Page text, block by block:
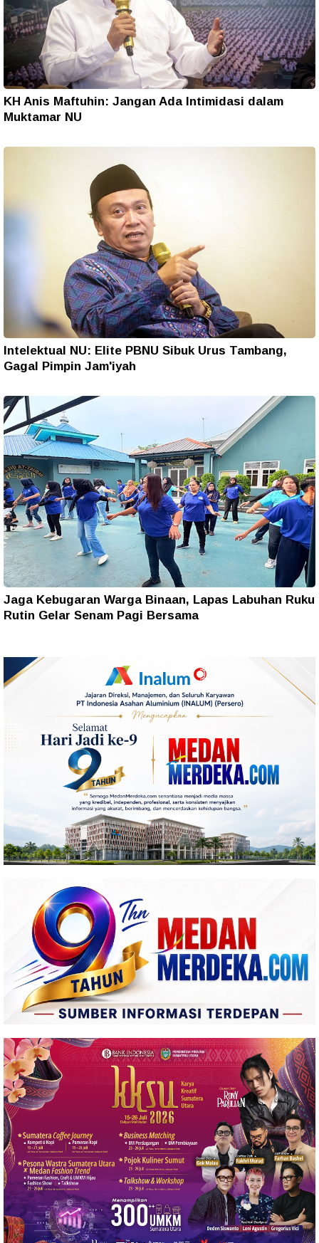
KH Anis Maftuhin: Jangan Ada Intimidasi dalam
Muktamar NU
Intelektual NU: Elite PBNU Sibuk Urus Tambang,
Gagal Pimpin Jam'iyah
Jaga Kebugaran Warga Binaan, Lapas Labuhan Ruku
Rutin Gelar Senam Pagi Bersama